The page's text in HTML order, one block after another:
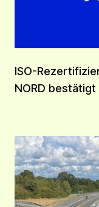
ISO-
NORD bestätigt